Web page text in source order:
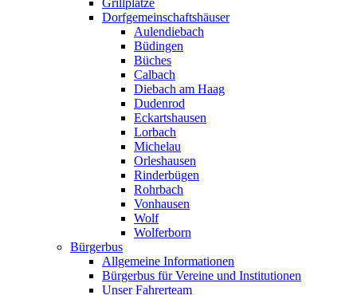
Grillplätze
Dorfgemeinschaftshäuser
Aulendiebach
Büdingen
Büches
Calbach
Diebach am Haag
Dudenrod
Eckartshausen
Lorbach
Michelau
Orleshausen
Rinderbügen
Rohrbach
Vonhausen
Wolf
Wolferborn
Bürgerbus
Allgemeine Informationen
Bürgerbus für Vereine und Institutionen
Unser Fahrerteam